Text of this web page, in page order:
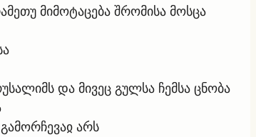
მიმოტაცება შრომისა მოსცა
და მივეც გულსა ჩემსა ცნობა
არს